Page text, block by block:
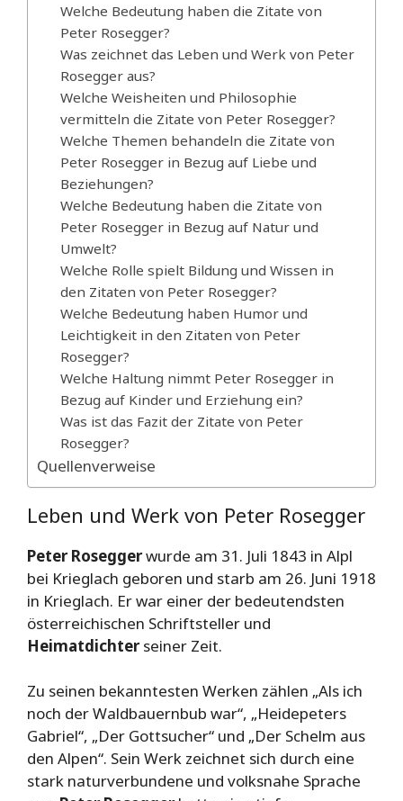
Welche Bedeutung haben die Zitate von
Peter Rosegger?
Was zeichnet das Leben und Werk von Peter
Rosegger aus?
Welche Weisheiten und Philosophie
vermitteln die Zitate von Peter Rosegger?
Welche Themen behandeln die Zitate von
Peter Rosegger in Bezug auf Liebe und
Beziehungen?
Welche Bedeutung haben die Zitate von
Peter Rosegger in Bezug auf Natur und
Umwelt?
Welche Rolle spielt Bildung und Wissen in
den Zitaten von Peter Rosegger?
Welche Bedeutung haben Humor und
Leichtigkeit in den Zitaten von Peter
Rosegger?
Welche Haltung nimmt Peter Rosegger in
Bezug auf Kinder und Erziehung ein?
Was ist das Fazit der Zitate von Peter
Rosegger?
Quellenverweise
Leben und Werk von Peter Rosegger
Peter Roseggerwurde am 31. Juli 1843 in Alpl
bei Krieglach geboren und starb am 26. Juni 1918
in Krieglach. Er war einer der bedeutendsten
österreichischen Schriftsteller und
Heimatdichterseiner Zeit.
Zu seinen bekanntesten Werken zählen „Als ich
noch der Waldbauernbub war“, „Heidepeters
Gabriel“, „Der Gottsucher“ und „Der Schelm aus
den Alpen“. Sein Werk zeichnet sich durch eine
stark naturverbundene und volksnahe Sprache